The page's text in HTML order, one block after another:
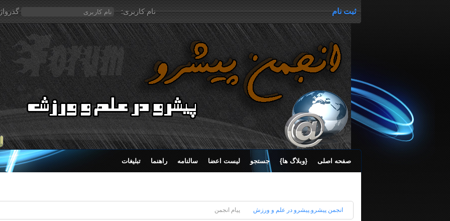
ثبت نام نام کاربری:
صفحه اصلی {وبلاگ ها} جستجو لیست اعضا سالنامه راهنما تبلیغات
انجمن پیشرو.پیشرو در علم و ورزش پیام انجمن